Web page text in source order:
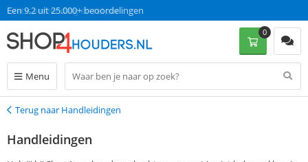
Gratis verzending en retour
Een 9.2 uit 25.000+ beoordelingen
Menu
0
Terug
Terug naar Handleidingen
Handleidingen